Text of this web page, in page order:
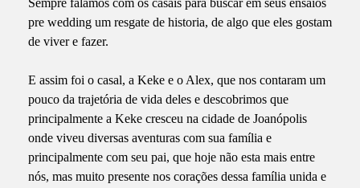
Sempre falamos com os casais para buscar em seus ensaios
pre wedding um resgate de historia, de algo que eles gostam
de viver e fazer.
E assim foi o casal, a Keke e o Alex, que nos contaram um
pouco da trajetória de vida deles e descobrimos que
principalmente a Keke cresceu na cidade de Joanópolis
onde viveu diversas aventuras com sua família e
principalmente com seu pai, que hoje não esta mais entre
nós, mas muito presente nos corações dessa família unida e